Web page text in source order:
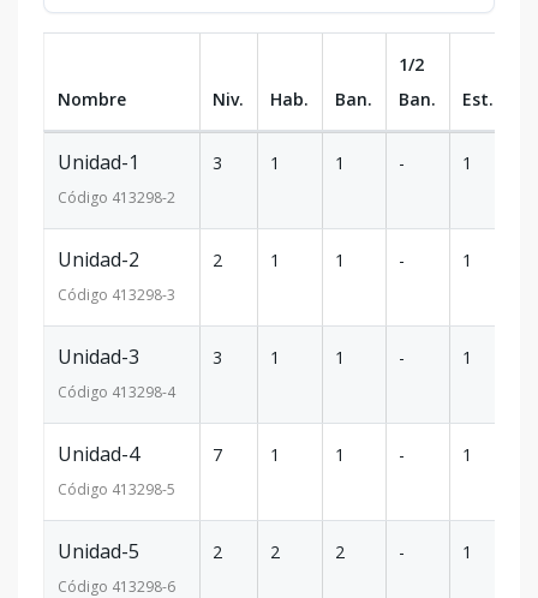
Nombre Niv. Hab. Ban.
1/2
Ban.
Est.
Unidad-1
Código 413298-2
3 1 1 - 1
Unidad-2
Código 413298-3
2 1 1 - 1
Unidad-3
Código 413298-4
3 1 1 - 1
Unidad-4
Código 413298-5
7 1 1 - 1
Unidad-5
Código 413298-6
2 2 2 - 1